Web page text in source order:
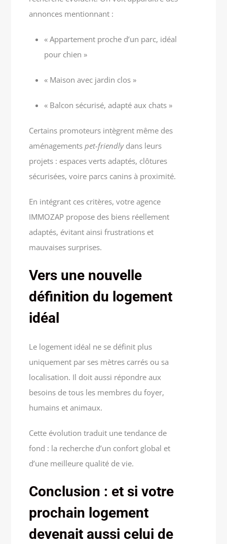
annonces mentionnant :
« Appartement proche d’un parc, idéal
pour chien »
« Maison avec jardin clos »
« Balcon sécurisé, adapté aux chats »
Certains promoteurs intègrent même des
aménagementspet-friendlydans leurs
projets : espaces verts adaptés, clôtures
sécurisées, voire parcs canins à proximité.
En intégrant ces critères, votre agence
IMMOZAP propose des biens réellement
adaptés, évitant ainsi frustrations et
mauvaises surprises.
Vers une nouvelle
définition du logement
idéal
Le logement idéal ne se définit plus
uniquement par ses mètres carrés ou sa
localisation. Il doit aussi répondre aux
besoins de tous les membres du foyer,
humains et animaux.
Cette évolution traduit une tendance de
fond : la recherche d’un confort global et
d’une meilleure qualité de vie.
Conclusion : et si votre
prochain logement
devenait aussi celui de